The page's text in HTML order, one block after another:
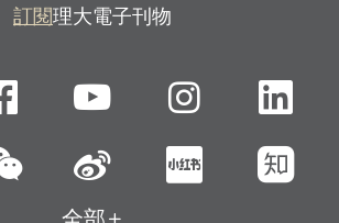
訂閱理大電子刊物
FacebookYouTube
微信 新浪微博小紅書知